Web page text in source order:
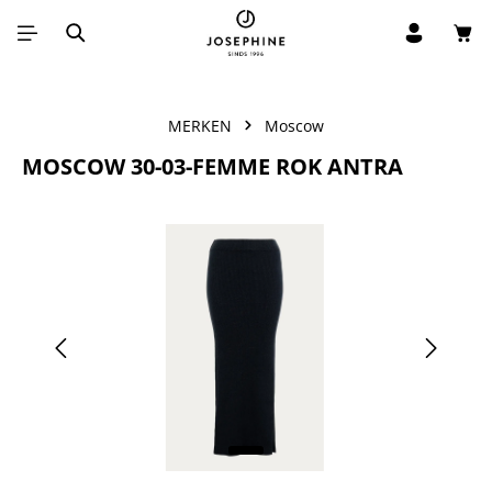
Ga naar de hoofdinhoud
MERKEN Moscow
MOSCOW 30-03-FEMME ROK ANTRA
Afbeeldingengalerij overslaan